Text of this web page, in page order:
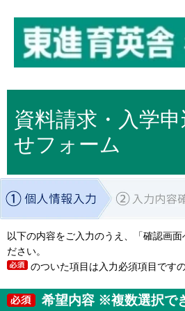
資料請求・入学
せフォーム
以下の内容をご入力のうえ、「確認画面
ださい。
のついた項目は入力必須項目です
希望内容 ※複数選択で